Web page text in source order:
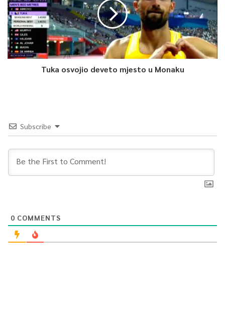
0
Article Rating
Tuka osvojio deveto mjesto u Monaku
Subscribe
0 COMMENTS